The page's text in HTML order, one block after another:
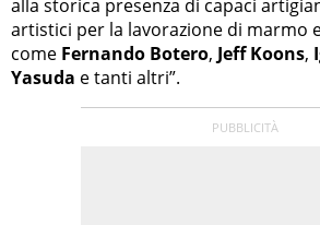
alla storica presenza di capaci
artistici per la lavorazione di marmo
come Fernando Botero, Jeff Koons,
Yasuda e tanti altri”.